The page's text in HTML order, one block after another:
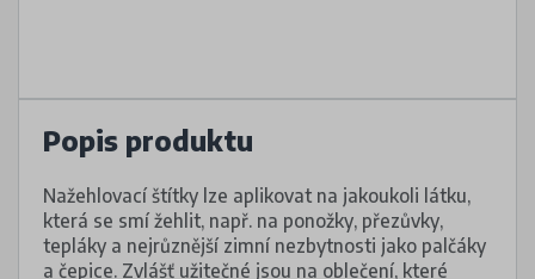
Popis produktu
Nažehlovací štítky lze aplikovat na jakoukoli látku,
která se smí žehlit, např. na ponožky, přezůvky,
tepláky a nejrůznější zimní nezbytnosti jako palčáky
a čepice. Zvlášť užitečné jsou na oblečení, které